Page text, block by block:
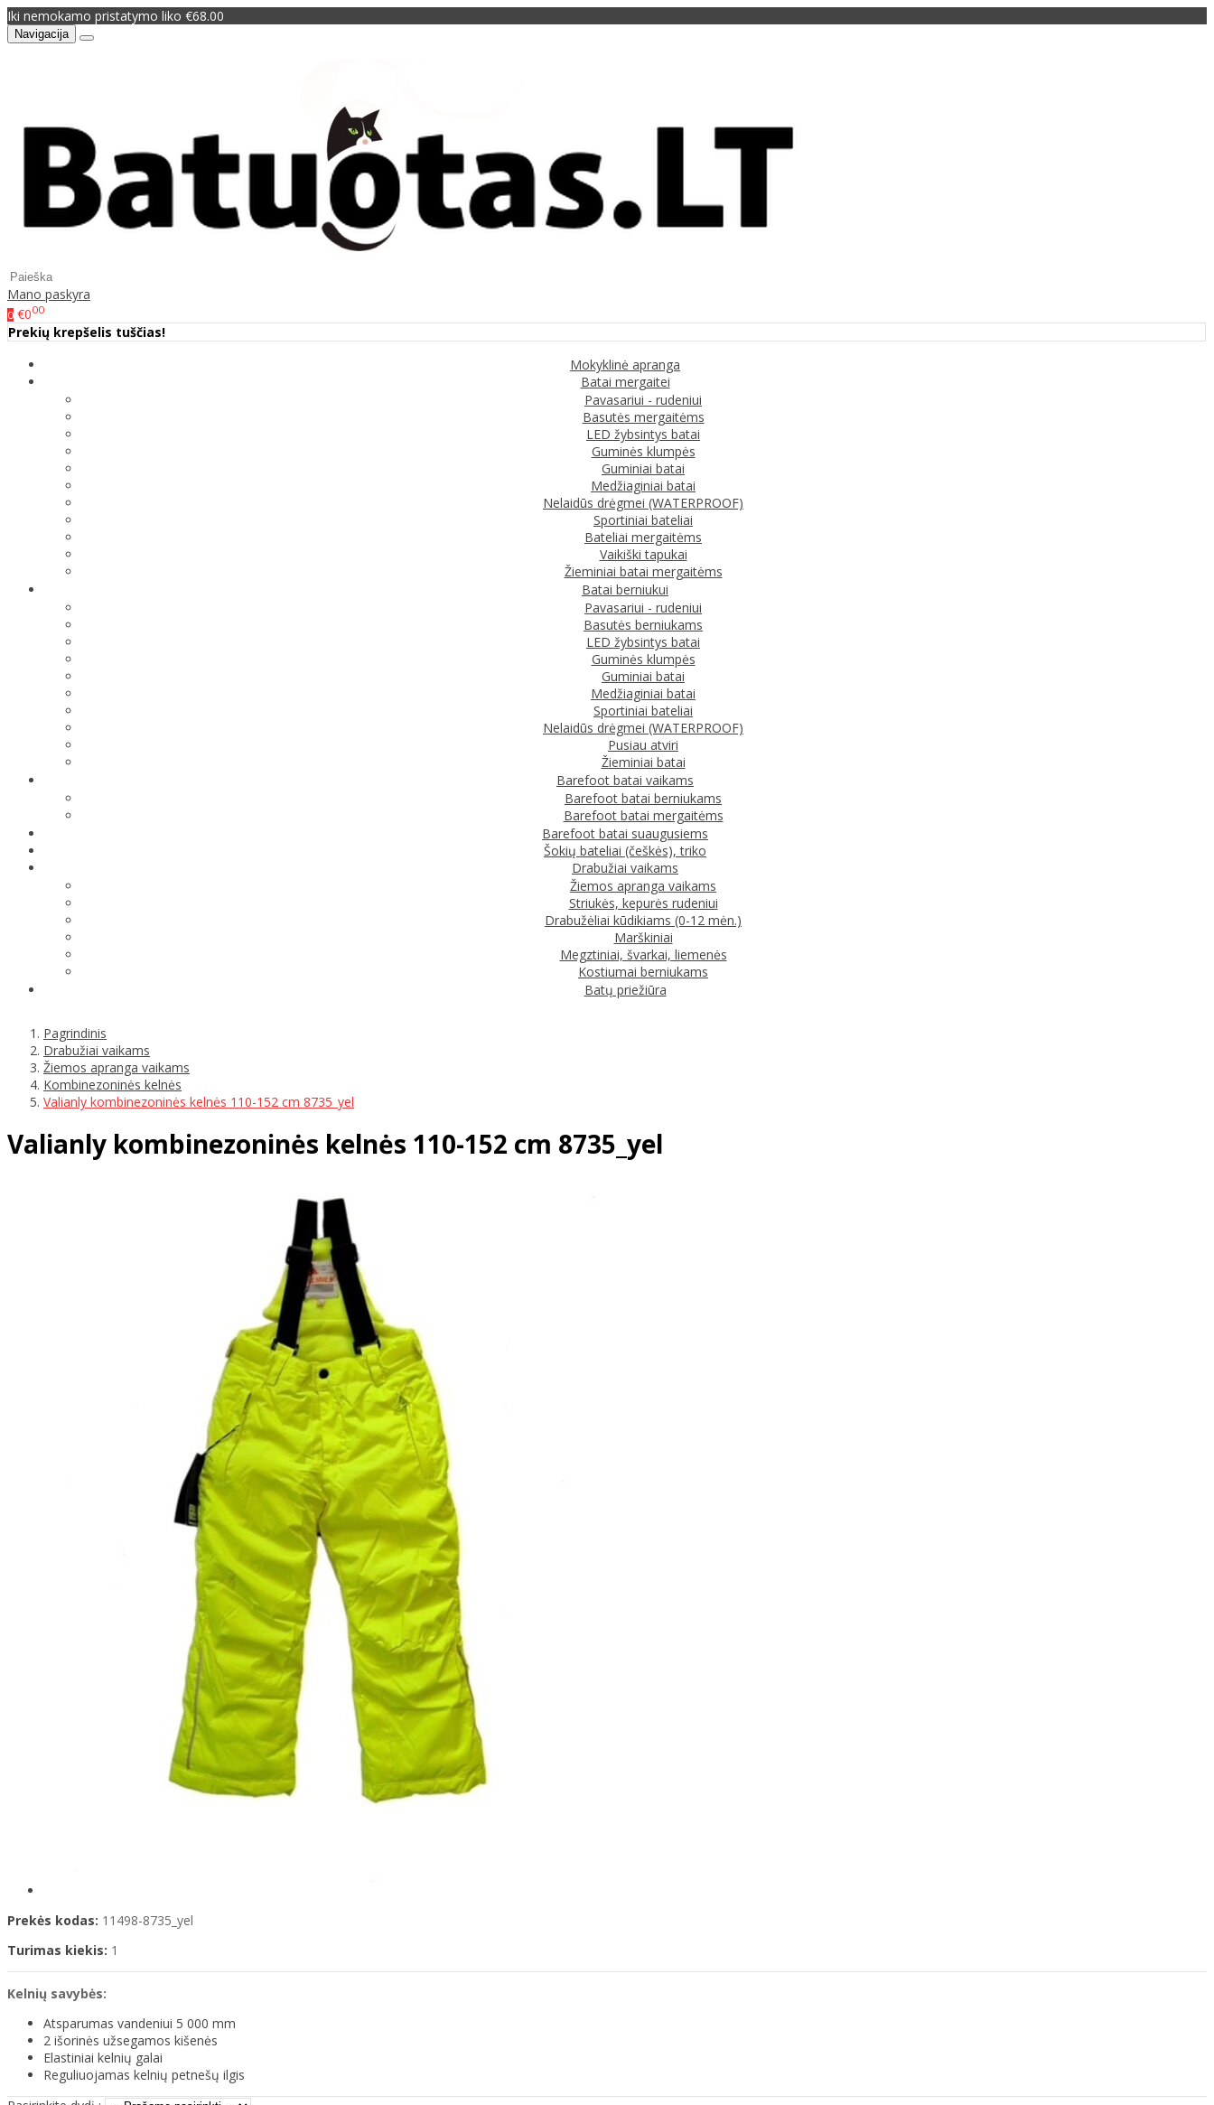
Iki nemokamo pristatymo liko €68.00
Navigacija
Mano paskyra
0 €000
Prekių krepšelis tuščias!
Mokyklinė apranga
Batai mergaitei
Pavasariui - rudeniui
Basutės mergaitėms
LED žybsintys batai
Guminės klumpės
Guminiai batai
Medžiaginiai batai
Nelaidūs drėgmei (WATERPROOF)
Sportiniai bateliai
Bateliai mergaitėms
Vaikiški tapukai
Žieminiai batai mergaitėms
Batai berniukui
Pavasariui - rudeniui
Basutės berniukams
LED žybsintys batai
Guminės klumpės
Guminiai batai
Medžiaginiai batai
Sportiniai bateliai
Nelaidūs drėgmei (WATERPROOF)
Pusiau atviri
Žieminiai batai
Barefoot batai vaikams
Barefoot batai berniukams
Barefoot batai mergaitėms
Barefoot batai suaugusiems
Šokių bateliai (češkės), triko
Drabužiai vaikams
Žiemos apranga vaikams
Striukės, kepurės rudeniui
Drabužėliai kūdikiams (0-12 mėn.)
Marškiniai
Megztiniai, švarkai, liemenės
Kostiumai berniukams
Batų priežiūra
Pagrindinis
Drabužiai vaikams
Žiemos apranga vaikams
Kombinezoninės kelnės
Valianly kombinezoninės kelnės 110-152 cm 8735_yel
Valianly kombinezoninės kelnės 110-152 cm 8735_yel
Prekės kodas: 11498-8735_yel
Turimas kiekis: 1
Kelnių savybės:
Atsparumas vandeniui 5 000 mm
2 išorinės užsegamos kišenės
Elastiniai kelnių galai
Reguliuojamas kelnių petnešų ilgis